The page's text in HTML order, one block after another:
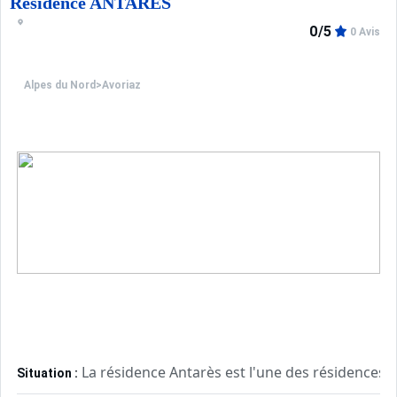
Alpes du Nord >Avoriaz
0/5 0 Avis
Situation : La résidence Antarès est l'une des